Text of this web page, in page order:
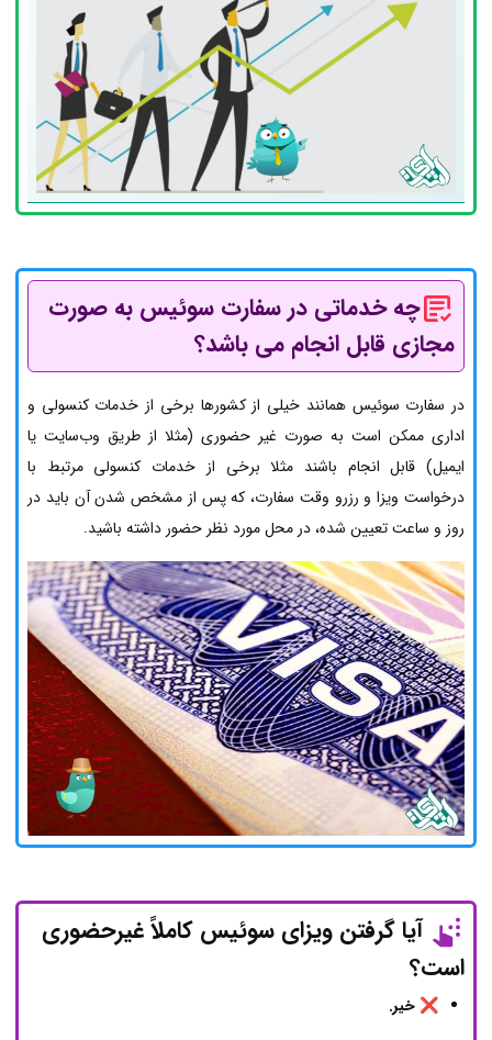
چه خدماتی در سفارت سوئیس به صورت
مجازی قابل انجام می باشد؟
در سفارت سوئیس همانند خیلی از کشورها برخی از خدمات کنسولی و
اداری ممکن است به صورت غیر حضوری (مثلا از طریق وب‌سایت یا
ایمیل) قابل انجام باشند مثلا برخی از خدمات کنسولی مرتبط با
درخواست ویزا و رزرو وقت سفارت، که پس از مشخص شدن آن باید در
روز و ساعت تعیین شده، در محل مورد نظر حضور داشته باشید.
آیا گرفتن ویزای سوئیس کاملاً غیرحضوری
است؟
❌ خیر.